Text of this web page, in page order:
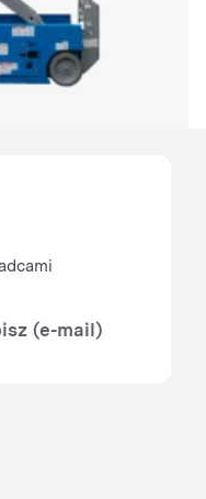
(e-mail)